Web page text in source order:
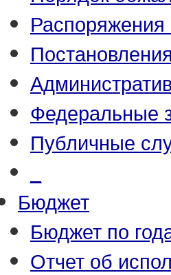
Федеральные
Публичные
Бюджет
Бюджет по
Отчет об